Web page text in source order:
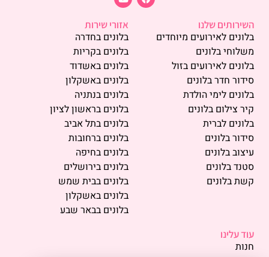
השירותים שלנו
בלונים לאירועים מיוחדים
משלוחי בלונים
בלונים לאירועים בזול
סידור חדר בלונים
בלונים לימי הולדת
קיר צילום בלונים
בלונים לברית
סידור בלונים
עיצוב בלונים
סטנד בלונים
קשת בלונים
אזורי שירות
בלונים בחדרה
בלונים בקריות
בלונים באשדוד
בלונים באשקלון
בלונים בנתניה
בלונים בראשון לציון
בלונים בתל אביב
בלונים ברחובות
בלונים בחיפה
בלונים בירושלים
בלונים בבית שמש
בלונים באשקלון
בלונים בבאר שבע
עוד עלינו
חנות